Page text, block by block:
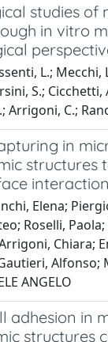
studies of
in vitro
L.; Mecchi,
S.;
Arrigoni, C.;
in
structures
Elena;
Roselli,
Chiara;
ANGELO
adhesion in
structures